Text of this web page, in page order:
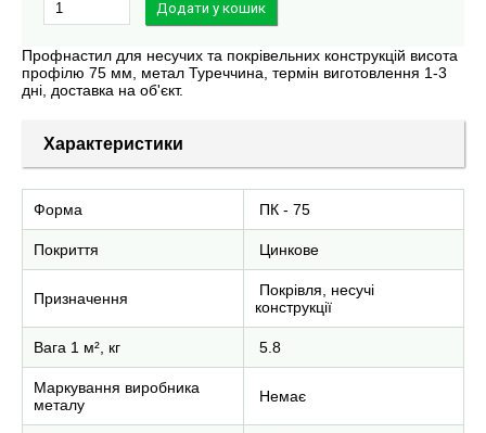
Профнастил для несучих та покрівельних конструкцій висота
профілю 75 мм, метал Туреччина, термін виготовлення 1-3
дні, доставка на об'єкт.
Характеристики
Форма ПК - 75
Покриття Цинкове
Призначення
Покрівля, несучі
конструкції
Вага 1 м², кг 5.8
Маркування виробника
металу
Немає